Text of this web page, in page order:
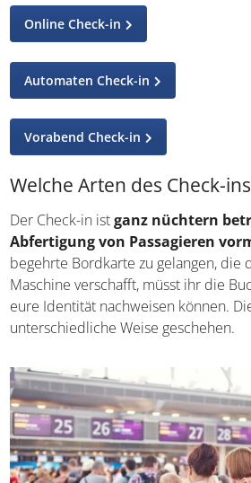
Online Check-in
Automaten Check-in
Vorabend Check-in
Welche Arten des Check-
Der Check-in istganz nüchtern
Abfertigung von Passagieren
begehrte Bordkarte zu gelangen, die
Maschine verschafft, müsst ihr die
eure Identität nachweisen können.
unterschiedliche Weise geschehen.